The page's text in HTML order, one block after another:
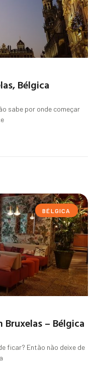
Bélgica
sabe por onde começar
BÉLGICA
– Bélgica
ficar? Então não deixe de